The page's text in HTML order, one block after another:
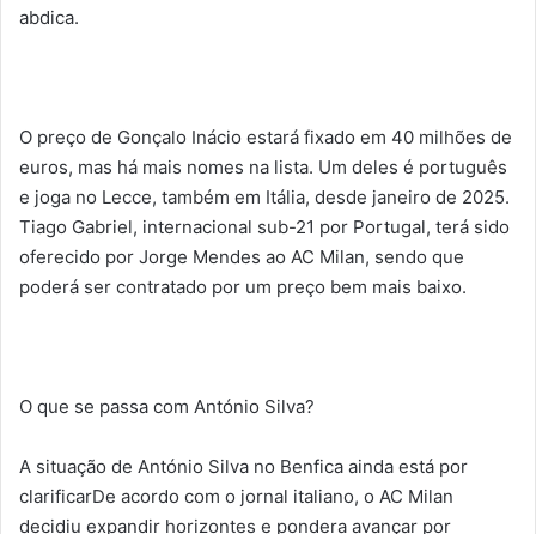
abdica.
O preço de Gonçalo Inácio estará fixado em 40 milhões de
euros, mas há mais nomes na lista. Um deles é português
e joga no Lecce, também em Itália, desde janeiro de 2025.
Tiago Gabriel, internacional sub-21 por Portugal, terá sido
oferecido por Jorge Mendes ao AC Milan, sendo que
poderá ser contratado por um preço bem mais baixo.
O que se passa com António Silva?
A situação de António Silva no Benfica ainda está por
clarificarDe acordo com o jornal italiano, o AC Milan
decidiu expandir horizontes e pondera avançar por